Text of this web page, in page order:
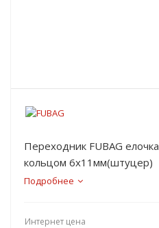
Переходник FUBAG
кольцом 6х11мм(штуцер)
Подробнее
Интернет цена